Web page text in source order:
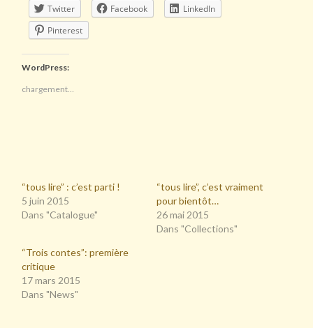
Twitter Facebook
LinkedIn
Pinterest
WordPress:
chargement…
“tous lire” : c’est parti !
5 juin 2015
Dans "Catalogue"
“tous lire”, c’est vraiment
pour bientôt…
26 mai 2015
Dans "Collections"
“Trois contes”: première
critique
17 mars 2015
Dans "News"